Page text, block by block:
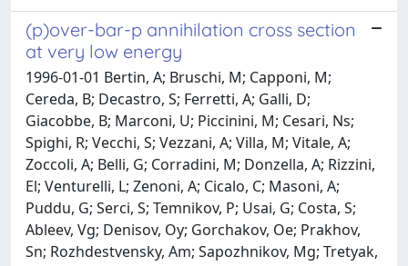
(p)over-bar-p annihilation cross section
at very low energy
1996-01-01 Bertin, A; Bruschi, M; Capponi, M;
Cereda, B; Decastro, S; Ferretti, A; Galli, D;
Giacobbe, B; Marconi, U; Piccinini, M; Cesari, Ns;
Spighi, R; Vecchi, S; Vezzani, A; Villa, M; Vitale, A;
Zoccoli, A; Belli, G; Corradini, M; Donzella, A; Rizzini,
El; Venturelli, L; Zenoni, A; Cicalo, C; Masoni, A;
Puddu, G; Serci, S; Temnikov, P; Usai, G; Costa, S;
Ableev, Vg; Denisov, Oy; Gorchakov, Oe; Prakhov,
Sn; Rozhdestvensky, Am; Sapozhnikov, Mg; Tretyak,